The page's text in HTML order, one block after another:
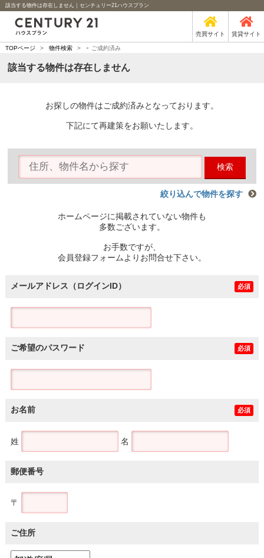
該当する物件は存在しません｜センチュリー21ハウスプラン
売買サイト 賃貸サイト
TOPページ > 物件検索 > - ご成約済み
該当する物件は存在しません
お探しの物件はご成約済みとなっております。
下記にて再建策をお願いたします。
検索
絞り込んで物件を探す
ホームページに掲載されていない物件も
多数ございます。
お手数ですが、
会員登録フォームよりお問合せ下さい。
メールアドレス（ログインID） 必須
ご希望のパスワード 必須
お名前 必須
姓 名
郵便番号
〒
ご住所